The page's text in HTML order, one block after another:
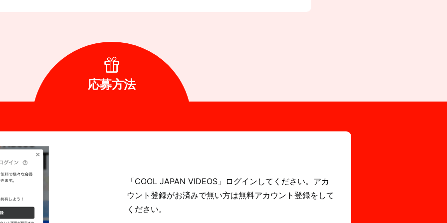
応募方法
「COOL JAPAN VIDEOS」ログインしてください。アカ
ウント登録がお済みで無い方は無料アカウント登録をして
ください。